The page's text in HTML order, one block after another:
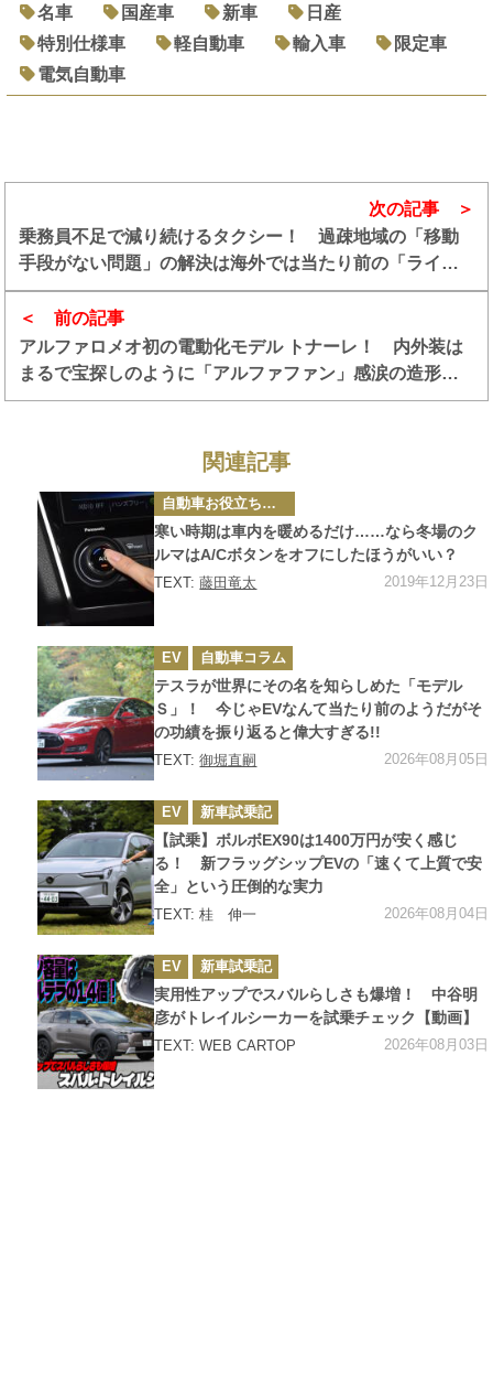
名車
国産車 新車
日産
特別仕様車
軽自動車 輸入車
限定車
電気自動車
前の記事
アルファロメオ初の電動化モデル トナーレ！ 内外装は
まるで宝探しのように「アルファファン」感涙の造形で
溢れていた
次の記事
乗務員不足で減り続けるタクシー！ 過疎地域の「移動
手段がない問題」の解決は海外では当たり前の「ライド
シェア」にあり
関連記事
カ
テ
ゴ
リ
ー
自動車お役立ち情報
寒い時期は車内を暖めるだけ……なら冬場のク
ルマはA/Cボタンをオフにしたほうがいい？
TEXT:藤田竜太 2019年12月23日
カ
テ
ゴ
リ
ー
EV 自動車コラム
テスラが世界にその名を知らしめた「モデル
Ｓ」！ 今じゃEVなんて当たり前のようだがそ
の功績を振り返ると偉大すぎる!!
TEXT:御堀直嗣 2026年08月05日
カ
テ
ゴ
リ
ー
EV 新車試乗記
【試乗】ボルボEX90は1400万円が安く感じ
る！ 新フラッグシップEVの「速くて上質で安
全」という圧倒的な実力
TEXT: 桂 伸一 2026年08月04日
カ
テ
ゴ
リ
ー
EV 新車試乗記
実用性アップでスバルらしさも爆増！ 中谷明
彦がトレイルシーカーを試乗チェック【動画】
TEXT: WEB CARTOP 2026年08月03日